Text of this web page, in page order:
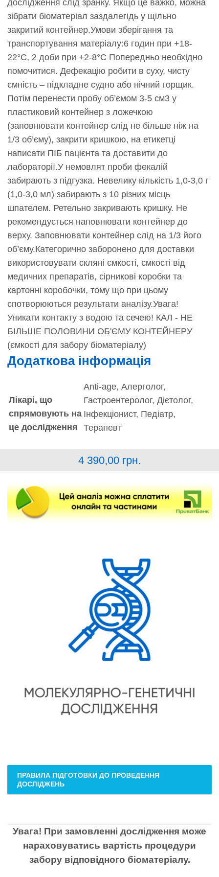
дослідження слід зранку. Якщо це важко, можна
зібрати біоматеріал заздалегідь у щільно
закритий контейнер.Умови зберігання та
транспортування матеріалу:6 годин при +18-
22°С, 2 доби при +2-8°С Попередньо необхідно
помочитися. Дефекацію робити в суху, чисту
ємність – підкладне судно або нічний горщик.
Потім перенести пробу об’ємом 3-5 см3 у
пластиковий контейнер з ложечкою
(заповнювати контейнер слід не більше ніж на
1/3 об’єму), закрити кришкою, на етикетці
написати ПІБ пацієнта та доставити до
лабораторії.У немовлят проби фекалій
забирають з підгузка. Невелику кількість 1,0-3,0 г
(1,0-3,0 мл) забирають з 10 різних місць
шпателем. Ретельно закривають кришку. Не
рекомендується наповнювати контейнер до
верху. Заповнювати контейнер слід на 1/3 його
об’єму.Категорично заборонено для доставки
використовувати скляні ємкості, ємкості від
медичних препаратів, сірникові коробки та
картонні коробочки, тому що при цьому
спотворюються результати аналізу.Увага!
Уникати контакту з водою та сечею! КАЛ - НЕ
БІЛЬШЕ ПОЛОВИНИ ОБ'ЄМУ КОНТЕЙНЕРУ
(ємкості для забору біоматеріалу)
Додаткова інформація
Лікарі, що
спрямовують на
це дослідження
Anti-age, Алерголог,
Гастроентеролог, Дієтолог,
Інфекціонист, Педіатр,
Терапевт
4 390,00 грн.
ПРАВИЛА ПІДГОТОВКИ ДО ПРОВЕДЕННЯ
ДОСЛІДЖЕНЬ
Увага! При замовленні дослідження може
нараховуватись вартість процедури
забору відповідного біоматеріалу.